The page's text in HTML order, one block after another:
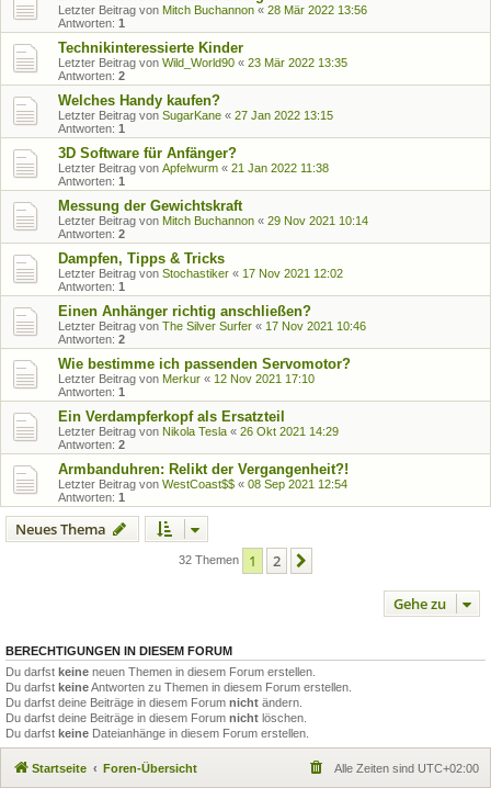
Letzter Beitrag von Mitch Buchannon « 28 Mär 2022 13:56
Antworten: 1
Technikinteressierte Kinder
Letzter Beitrag von Wild_World90 « 23 Mär 2022 13:35
Antworten: 2
Welches Handy kaufen?
Letzter Beitrag von SugarKane « 27 Jan 2022 13:15
Antworten: 1
3D Software für Anfänger?
Letzter Beitrag von Apfelwurm « 21 Jan 2022 11:38
Antworten: 1
Messung der Gewichtskraft
Letzter Beitrag von Mitch Buchannon « 29 Nov 2021 10:14
Antworten: 2
Dampfen, Tipps & Tricks
Letzter Beitrag von Stochastiker « 17 Nov 2021 12:02
Antworten: 1
Einen Anhänger richtig anschließen?
Letzter Beitrag von The Silver Surfer « 17 Nov 2021 10:46
Antworten: 2
Wie bestimme ich passenden Servomotor?
Letzter Beitrag von Merkur « 12 Nov 2021 17:10
Antworten: 1
Ein Verdampferkopf als Ersatzteil
Letzter Beitrag von Nikola Tesla « 26 Okt 2021 14:29
Antworten: 2
Armbanduhren: Relikt der Vergangenheit?!
Letzter Beitrag von WestCoast$$ « 08 Sep 2021 12:54
Antworten: 1
Neues Thema
32 Themen 1 2
Gehe zu
BERECHTIGUNGEN IN DIESEM FORUM
Du darfst keine neuen Themen in diesem Forum erstellen.
Du darfst keineAntworten zu Themen in diesem Forum erstellen.
Du darfst deine Beiträge in diesem Forum nicht ändern.
Du darfst deine Beiträge in diesem Forum nicht löschen.
Du darfst keine Dateianhänge in diesem Forum erstellen.
Startseite Foren-Übersicht Alle Zeiten sind UTC+02:00